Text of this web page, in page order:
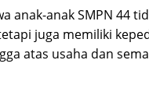
anak-anak SMPN 44
juga memiliki
atas usaha dan